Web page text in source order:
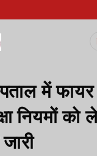
में फायर
नियमों